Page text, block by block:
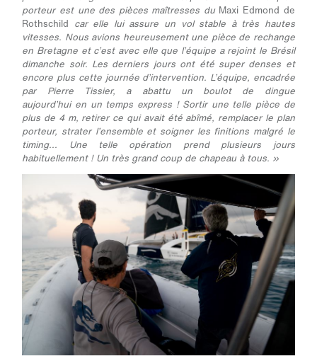
porteur est une des pièces maîtresses du Maxi Edmond de
Rothschild car elle lui assure un vol stable à très hautes
vitesses. Nous avions heureusement une pièce de rechange
en Bretagne et c’est avec elle que l’équipe a rejoint le Brésil
dimanche soir. Les derniers jours ont été super denses et
encore plus cette journée d’intervention. L’équipe, encadrée
par Pierre Tissier, a abattu un boulot de dingue
aujourd’hui en un temps express ! Sortir une telle pièce de
plus de 4 m, retirer ce qui avait été abîmé, remplacer le plan
porteur, strater l’ensemble et soigner les finitions malgré le
timing... Une telle opération prend plusieurs jours
habituellement ! Un très grand coup de chapeau à tous. »